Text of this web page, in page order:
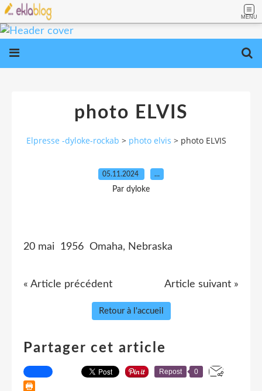
MENU
photo ELVIS
Elpresse -dyloke-rockab > photo elvis > photo ELVIS
05.11.2024 …
Par dyloke
20 mai 1956 Omaha, Nebraska
« Article précédent Article suivant »
Retour à l'accueil
Partager cet article
Repost 0